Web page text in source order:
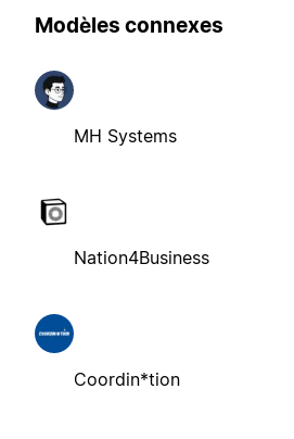
Modèles connexes
MH Systems
Nation4Business
Coordin*tion